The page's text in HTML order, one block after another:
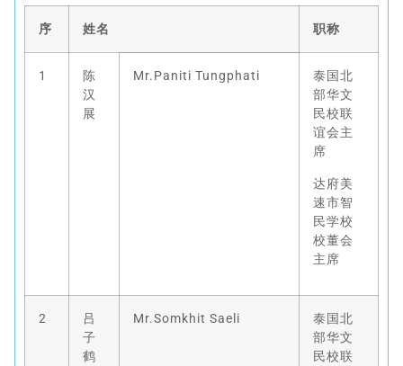
序 姓名 职称
1
陈
汉
展
Mr.Paniti Tungphati
泰国北
部华文
民校联
谊会主
席
达府美
速市智
民学校
校董会
主席
2
吕
子
鹤
Mr.Somkhit Saeli
泰国北
部华文
民校联